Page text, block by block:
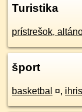
Turistika
prístrešok,
šport
basketbal ¤,